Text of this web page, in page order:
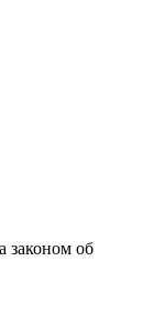
законом об